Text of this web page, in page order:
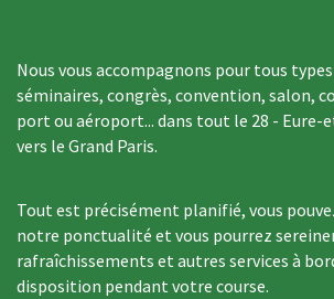
Nous vous accompagnons pour tous
séminaires, congrès, convention, salon,
port ou aéroport... dans tout le 28 - Eure-
vers le Grand Paris.
Tout est précisément planifié, vous
notre ponctualité et vous pourrez
rafraîchissements et autres services à
disposition pendant votre course.